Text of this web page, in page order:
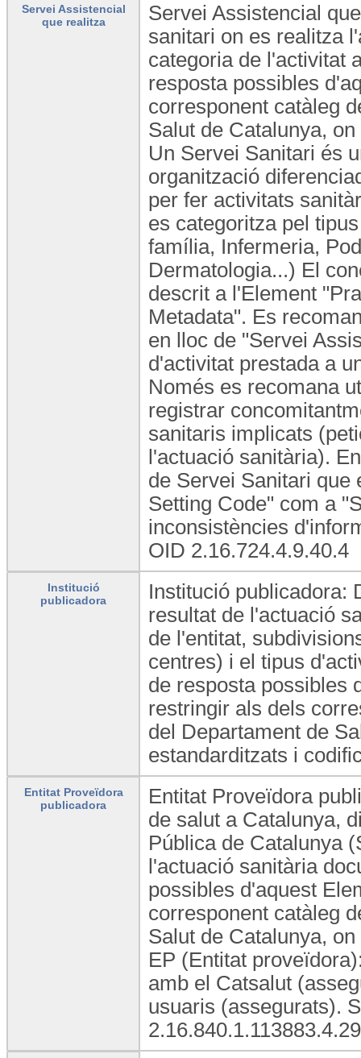
Servei Assistencial
que realitza
Servei Assistencial
sanitari on es realitza
categoria de l'activitat
resposta possibles
corresponent catàleg
Salut de Catalunya,
Un Servei Sanitari és
organització
per fer activitats
es categoritza pel
família, Infermeria,
Dermatologia...) El
descrit a l'Element
Metadata". Es
en lloc de "Servei
d'activitat prestada a
Només es recomana
registrar
sanitaris implicats
l'actuació sanitària).
de Servei Sanitari que
Setting Code" com a
inconsistències
OID 2.16.724.4.9.40.4
Institució
publicadora
Institució publicadora:
resultat de l'actuació
de l'entitat,
centres) i el tipus
de resposta possibles
restringir als dels
del Departament de
estandarditzats i
Entitat Proveïdora
publicadora
Entitat Proveïdora
de salut a Catalunya,
Pública de Catalunya
l'actuació sanitària
possibles d'aquest
corresponent catàleg
Salut de Catalunya,
EP (Entitat
amb el Catsalut
usuaris (assegurats).